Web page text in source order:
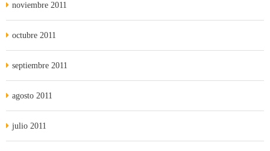
noviembre 2011
octubre 2011
septiembre 2011
agosto 2011
julio 2011